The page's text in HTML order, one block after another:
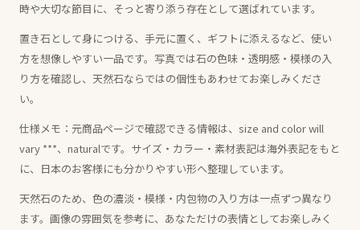
時や大切な節目に、そっと寄り添う存在として選ばれています。
置き石として身につける、手元に置く、ギフトに添えるなど、使い
方を想像しやすい一品です。写真では石の色味・透明感・模様の入
り方を確認し、天然石ならではの個性もあわせてお楽しみくださ
い。
仕様メモ：元商品ページで確認できる情報は、size and color will
vary ***、naturalです。サイズ・カラー・素材表記は海外表記をもと
に、日本のお客様にも分かりやすい形へ整理しています。
天然石のため、色の濃淡・模様・内包物の入り方は一点ずつ異なり
ます。画像の雰囲気を参考に、あなただけの表情としてお楽しみく